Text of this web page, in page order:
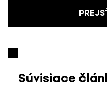
Súvisiace